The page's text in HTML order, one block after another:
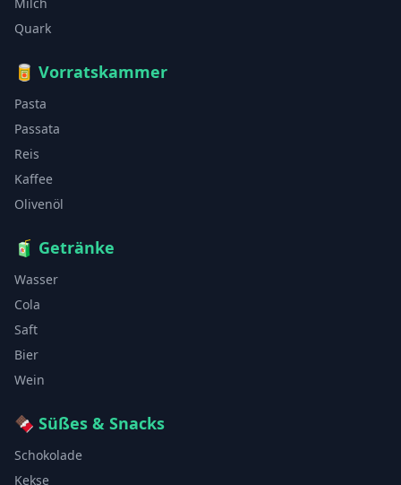
Quark
🥫 Vorratskammer
Pasta
Passata
Reis
Kaffee
Olivenöl
🧃 Getränke
Wasser
Cola
Saft
Bier
Wein
🍫 Süßes & Snacks
Schokolade
Kekse